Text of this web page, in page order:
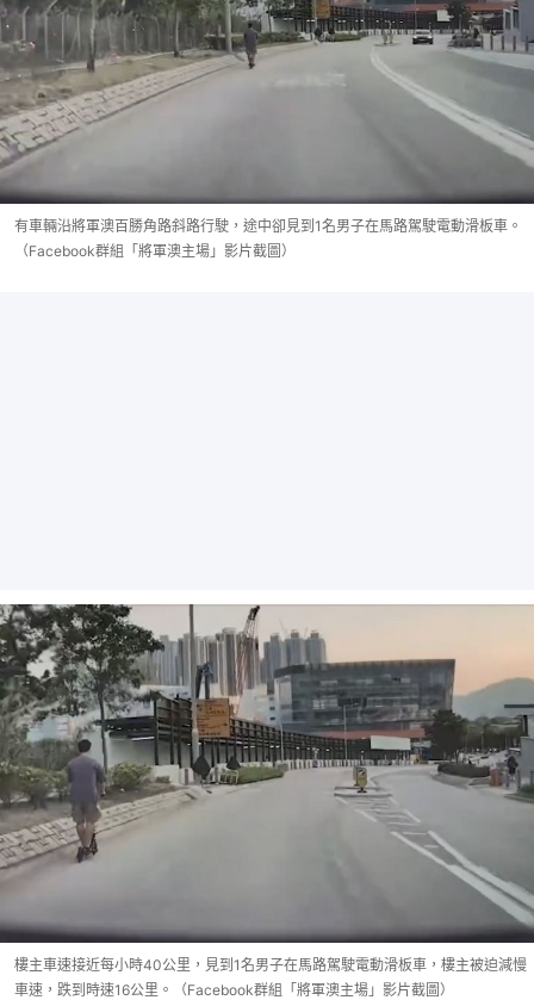
有車輛沿將軍澳百勝角路斜路行駛，途中卻見到1名男子在馬路駕駛電動滑板車。
（Facebook群組「將軍澳主場」影片截圖）
樓主車速接近每小時40公里，見到1名男子在馬路駕駛電動滑板車，樓主被迫減慢
車速，跌到時速16公里。（Facebook群組「將軍澳主場」影片截圖）